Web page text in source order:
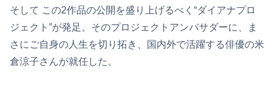
そして この2作品の公開を盛り上げるべく“ダイアナプロ
ジェクト”が発足。そのプロジェクトアンバサダーに、ま
さにご自身の人生を切り拓き、国内外で活躍する俳優の米
倉涼子さんが就任した。